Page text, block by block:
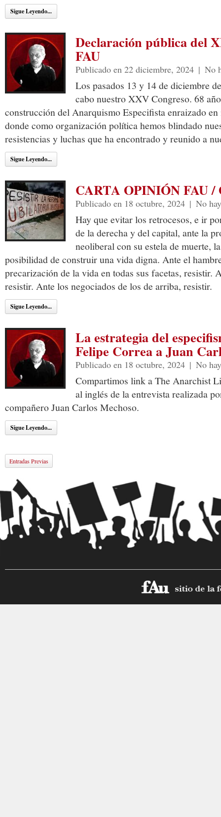
Sigue Leyendo...
Declaración pública del
FAU
Publicado en 22 diciembre, 2024 | No
Los pasados 13 y 14 de diciembre
cabo nuestro XXV Congreso. 68
construcción del Anarquismo Especifista enraizado
donde como organización política hemos blindado
resistencias y luchas que ha encontrado y reunido a
Sigue Leyendo...
CARTA OPINIÓN FAU /
Publicado en 18 octubre, 2024 | No
Hay que evitar los retrocesos, e ir
de la derecha y del capital, ante la
neoliberal con su estela de muerte,
posibilidad de construir una vida digna. Ante el
precarización de la vida en todas sus facetas, resistir.
resistir. Ante los negociados de los de arriba, resistir.
Sigue Leyendo...
La estrategia del
Felipe Correa a Juan
Publicado en 18 octubre, 2024 | No
Compartimos link a The Anarchist
al inglés de la entrevista realizada
compañero Juan Carlos Mechoso.
Sigue Leyendo...
Entradas Previas